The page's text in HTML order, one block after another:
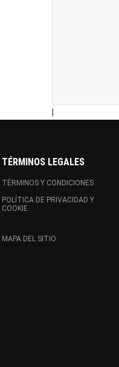
TÉRMINOS LEGALES
TÉRMINOS Y CONDICIONES
POLÍTICA DE PRIVACIDAD Y
COOKIE
MAPA DEL SITIO